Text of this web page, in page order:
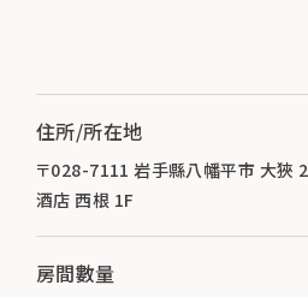
住所/所在地
〒028-7111 岩手縣八幡平市 大
酒店 西根 1F
房間數量